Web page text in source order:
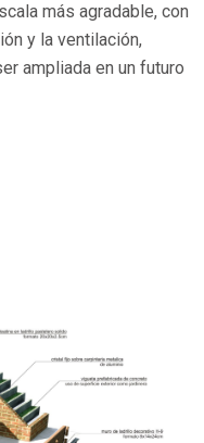
más agradable, con
y la ventilación,
ampliada en un futuro